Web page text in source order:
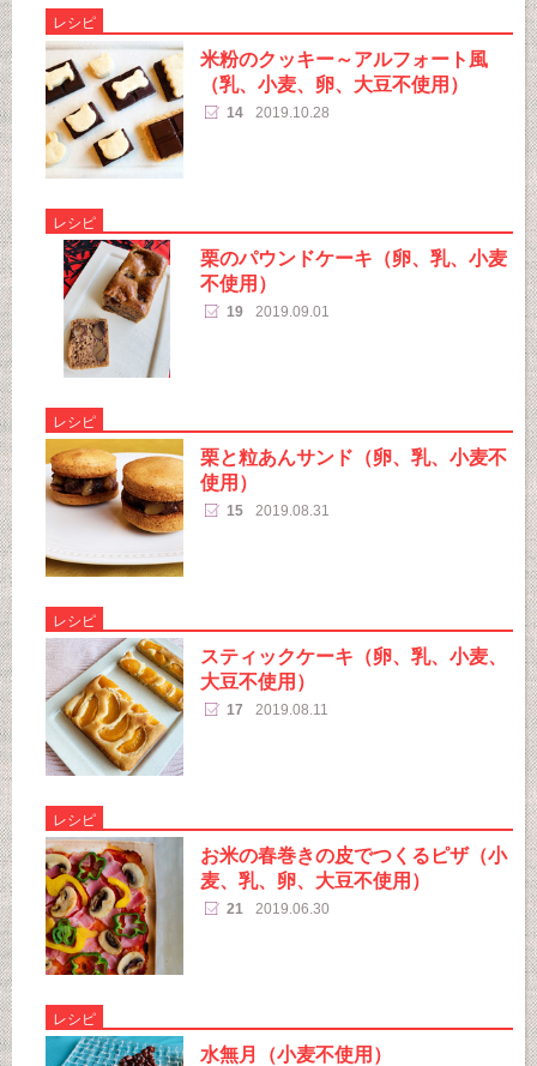
レシピ
米粉のクッキー～アルフォート風
（乳、小麦、卵、大豆不使用）
14 2019.10.28
レシピ
栗のパウンドケーキ（卵、乳、小麦
不使用）
19 2019.09.01
レシピ
栗と粒あんサンド（卵、乳、小麦不
使用）
15 2019.08.31
レシピ
スティックケーキ（卵、乳、小麦、
大豆不使用）
17 2019.08.11
レシピ
お米の春巻きの皮でつくるピザ（小
麦、乳、卵、大豆不使用）
21 2019.06.30
レシピ
水無月（小麦不使用）